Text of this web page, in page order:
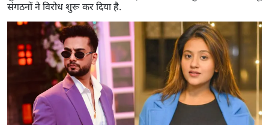
संगठनों ने विरोध शुरू कर दिया है.